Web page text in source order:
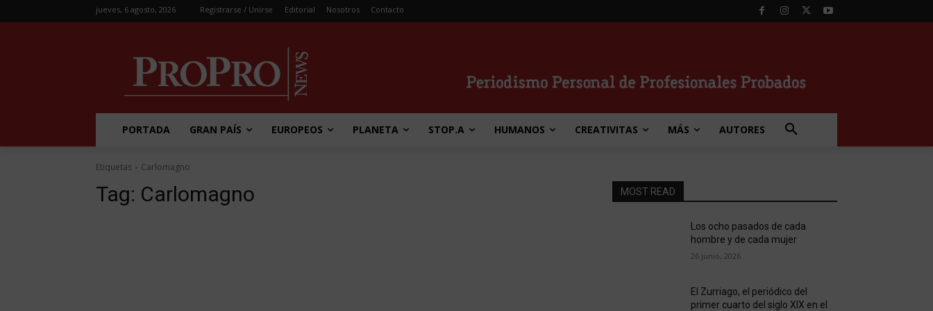
jueves, 6 agosto, 2026 Registrarse / Unirse Editorial Nosotros Contacto
PORTADA GRAN PAÍS EUROPEOS PLANETA STOP.A HUMANOS CREATIVITAS MÁS AUTORES
Etiquetas Carlomagno
Tag: Carlomagno MOST READ
Los ocho pasados de cada
hombre y de cada mujer
26 junio, 2026
El Zurriago, el periódico del
primer cuarto del siglo XIX en el